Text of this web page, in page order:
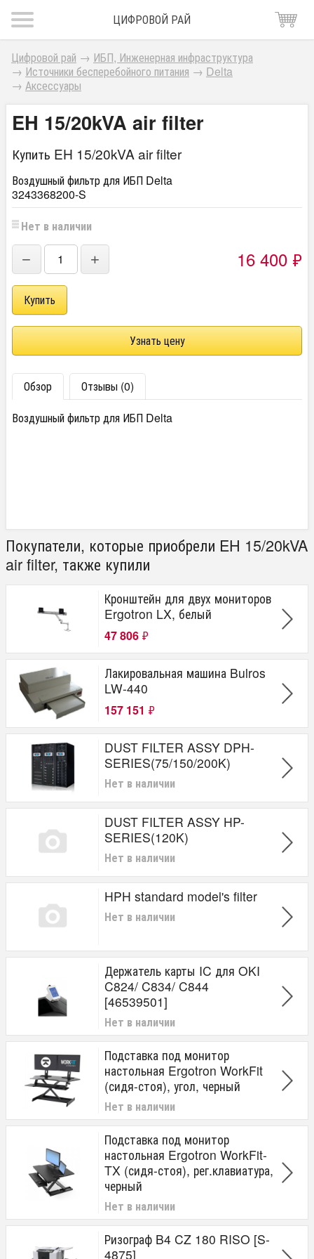
ЦИФРОВОЙ РАЙ
Цифровой рай → ИБП, Инженерная инфраструктура
→ Источники бесперебойного питания → Delta
→ Аксессуары
EH 15/20kVA air filter
Купить EH 15/20kVA air filter
Воздушный фильтр для ИБП Delta
3243368200-S
Нет в наличии
− + 16 400 ₽
Узнать цену
Обзор
Отзывы (0)
Воздушный фильтр для ИБП Delta
Покупатели, которые приобрели EH 15/20kVA
air filter, также купили
Кронштейн для двух мониторов
Ergotron LX, белый
47 806 ₽
Лакировальная машина Bulros
LW-440
157 151 ₽
DUST FILTER ASSY DPH-
SERIES(75/150/200K)
Нет в наличии
DUST FILTER ASSY HP-
SERIES(120K)
Нет в наличии
HPH standard model's filter
Нет в наличии
Держатель карты IC для OKI
C824/ C834/ C844
[46539501]
Нет в наличии
Подставка под монитор
настольная Ergotron WorkFit
(сидя-стоя), угол, черный
Нет в наличии
Подставка под монитор
настольная Ergotron WorkFit-
TX (сидя-стоя), рег.клавиатура,
черный
Нет в наличии
Ризограф B4 CZ 180 RISO [S-
4875]